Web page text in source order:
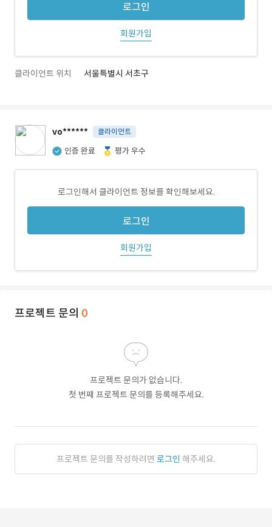
로그인
회원가입
클라이언트 위치 서울특별시 서초구
vo****** 클라이언트
인증 완료 평가 우수
로그인해서 클라이언트 정보를 확인해보세요.
로그인
회원가입
프로젝트 문의 0
프로젝트 문의가 없습니다.
첫 번째 프로젝트 문의를 등록해주세요.
프로젝트 문의를 작성하려면 로그인 해주세요.